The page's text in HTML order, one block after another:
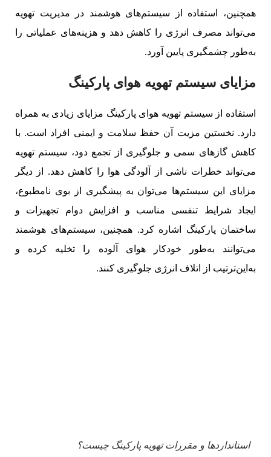
همچنین، استفاده از سیستم‌های هوشمند در مدیریت تهویه
می‌تواند مصرف انرژی را کاهش دهد و هزینه‌های عملیاتی را
به‌طور چشمگیری پایین آورد.
مزایای سیستم تهویه هوای پارکینگ
استفاده از سیستم تهویه هوای پارکینگ مزایای زیادی به همراه
دارد. نخستین مزیت آن حفظ سلامت و ایمنی افراد است. با
کاهش گازهای سمی و جلوگیری از تجمع دود، سیستم تهویه
می‌تواند خطرات ناشی از آلودگی هوا را کاهش دهد. از دیگر
مزایای این سیستم‌ها می‌توان به پیشگیری از بوی نامطبوع،
ایجاد شرایط تنفسی مناسب و افزایش دوام تجهیزات و
ساختمان پارکینگ اشاره کرد. همچنین، سیستم‌های هوشمند
می‌توانند به‌طور خودکار هوای آلوده را تخلیه کرده و
به‌این‌ترتیب از اتلاف انرژی جلوگیری کنند.
استانداردها و مقررات تهویه پارکینگ چیست؟